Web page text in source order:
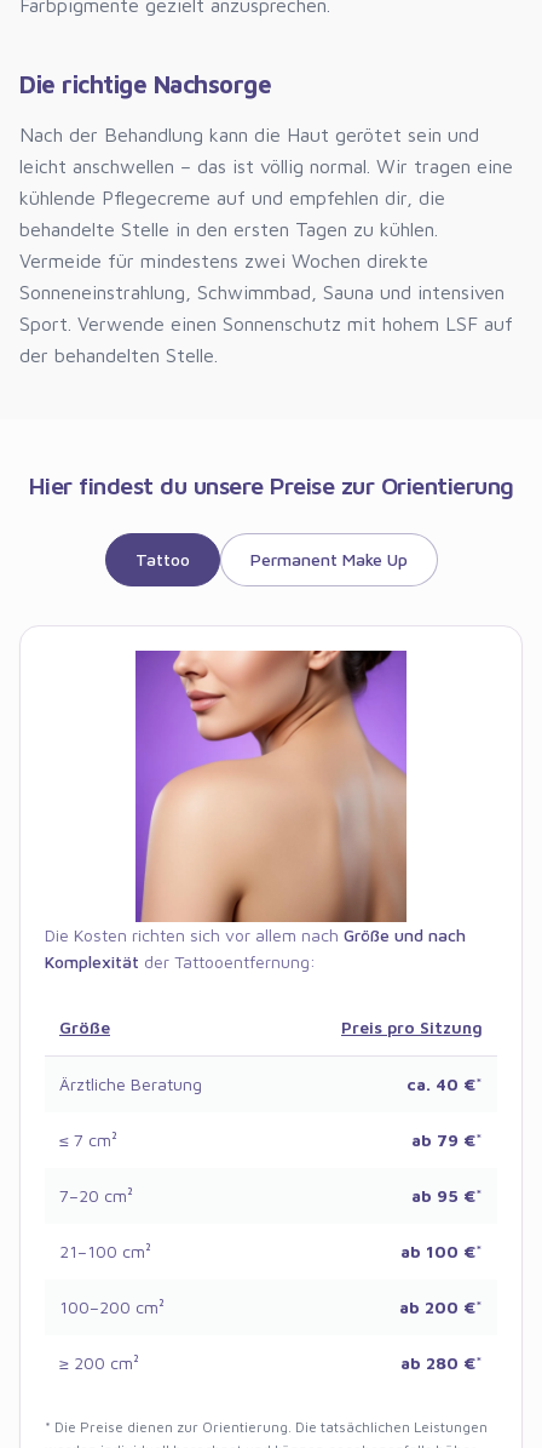
Farbpigmente gezielt anzusprechen.
Die richtige Nachsorge
Nach der Behandlung kann die Haut gerötet sein und
leicht anschwellen – das ist völlig normal. Wir tragen eine
kühlende Pflegecreme auf und empfehlen dir, die
behandelte Stelle in den ersten Tagen zu kühlen.
Vermeide für mindestens zwei Wochen direkte
Sonneneinstrahlung, Schwimmbad, Sauna und intensiven
Sport. Verwende einen Sonnenschutz mit hohem LSF auf
der behandelten Stelle.
Hier findest du unsere Preise zur Orientierung
Tattoo Permanent Make Up
Die Kosten richten sich vor allem nach Größe und nach
Komplexität der Tattooentfernung:
Größe Preis pro Sitzung
Ärztliche Beratung ca. 40 €*
≤ 7 cm² ab 79 €*
7–20 cm² ab 95 €*
21–100 cm² ab 100 €*
100–200 cm² ab 200 €*
≥ 200 cm² ab 280 €*
* Die Preise dienen zur Orientierung. Die tatsächlichen Leistungen